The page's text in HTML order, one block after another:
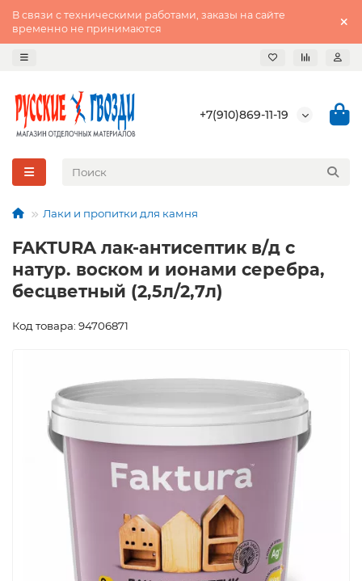
В связи с техническими работами, заказы на сайте
временно не принимаются
+7(910)869-11-19
Лаки и пропитки для камня
FAKTURA лак-антисептик в/д с
натур. воском и ионами серебра,
бесцветный (2,5л/2,7л)
Код товара: 94706871